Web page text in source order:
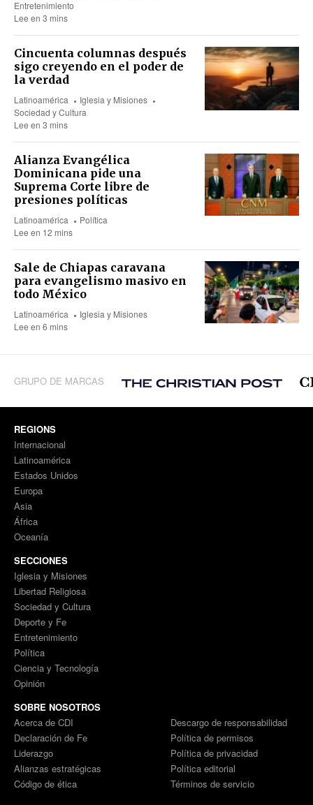
Entretenimiento
Lee en 3 mins
Cincuenta columnas después
sigo creyendo en el poder de
la verdad
Latinoamérica
Iglesia y Misiones
Sociedad y Cultura
Lee en 3 mins
Alianza Evangélica
Dominicana pide una
Suprema Corte libre de
presiones políticas
Latinoamérica
Política
Lee en 12 mins
Sale de Chiapas caravana
para evangelismo masivo en
todo México
Latinoamérica
Iglesia y Misiones
Lee en 6 mins
GRUPO DE MARCAS
REGIONS
Internacional
Latinoamérica
Estados Unidos
Europa
Asia
África
Oceanía
SECCIONES
Iglesia y Misiones
Libertad Religiosa
Sociedad y Cultura
Deporte y Fe
Entretenimiento
Política
Ciencia y Tecnología
Opinión
SOBRE NOSOTROS
Acerca de CDI
Declaración de Fe
Liderazgo
Alianzas estratégicas
Código de ética
Descargo de responsabilidad
Política de permisos
Política de privacidad
Política editorial
Términos de servicio